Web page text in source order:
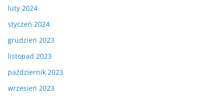
luty 2024
styczeń 2024
grudzień 2023
listopad 2023
październik 2023
wrzesień 2023